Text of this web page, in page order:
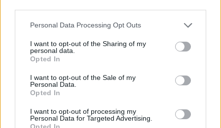
Please note that this website/app uses one or more Google
not limited to your visit or usage behaviour. You may click to
grant or deny consent to Google and its third-party tags to
use your data for below specified purposes in below Google
consent section.
Personal Data Processing Opt Outs
I want to opt-out of the Sharing of my
personal data.
Opted In
I want to opt-out of the Sale of my
Personal Data.
Opted In
I want to opt-out of processing my
Personal Data for Targeted Advertising.
Opted In
fare di più e meglio. E anche il governo deve
intervenire seriamente“. Sull’esempio, spiega, di altre
capitali europee, come “
fà e volemose bene. Semo romani. Appunto “.
POTREBBE INTERESSARTI